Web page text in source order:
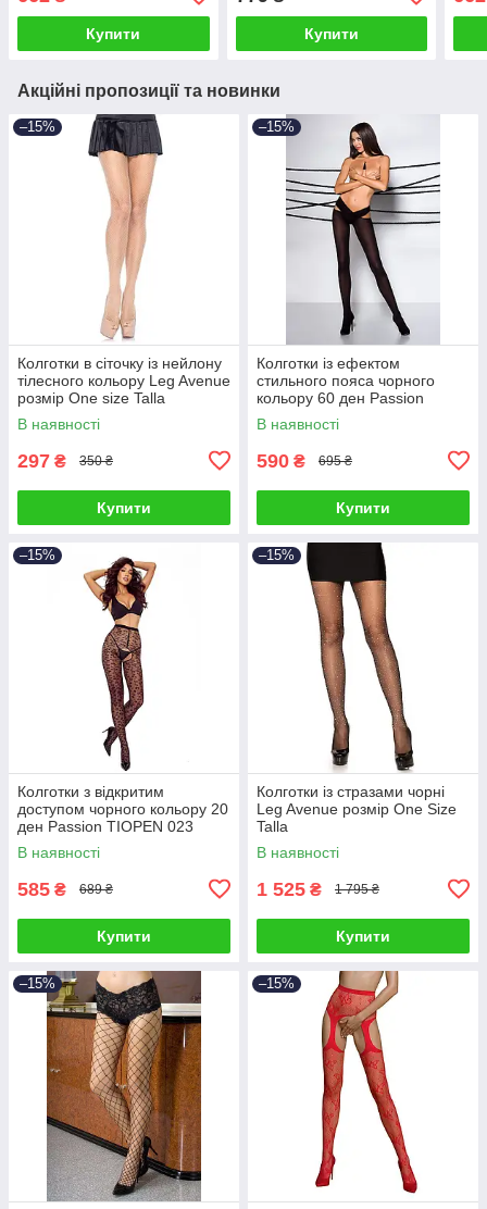
Купити Купити
Акційні пропозиції та новинки
–15%
Колготки в сіточку із нейлону
тілесного кольору Leg Avenue
розмір Оne size Talla
В наявності
297 ₴ 350 ₴
Купити
–15%
Колготки із ефектом
стильного пояса чорного
кольору 60 ден Passion
Tiopen модель 005 розмір 3/4
Talla
В наявності
590 ₴ 695 ₴
Купити
–15%
Колготки з відкритим
доступом чорного кольору 20
ден Passion TIOPEN 023
розміри 1/2 Talla
В наявності
585 ₴ 689 ₴
Купити
–15%
Колготки із стразами чорні
Leg Avenue розмір One Size
Talla
В наявності
1 525 ₴ 1 795 ₴
Купити
–15% –15%